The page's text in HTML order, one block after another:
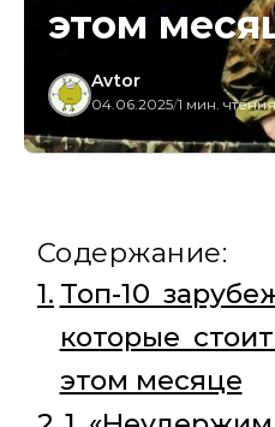
этом
Avtor
04.06.2025/1 мин. чтения
Содержание:
Топ-10
которые
этом месяце